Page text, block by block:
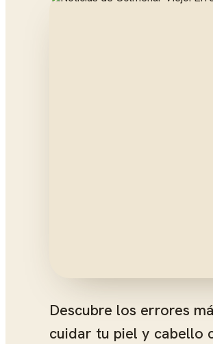
Descubre los errores
cuidar tu piel y cabello